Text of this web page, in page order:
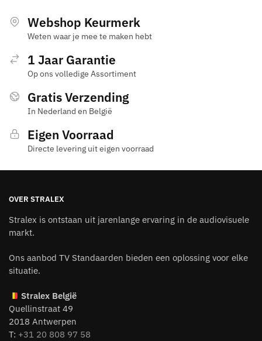
Webshop Keurmerk
Weten waar je mee te maken hebt
1 Jaar Garantie
Op ons volledige Assortiment
Gratis Verzending
In Nederland en België
Eigen Voorraad
Directe levering uit eigen voorraad
OVER STRALEX
Stralex is ontstaan uit jarenlange ervaring in de audiovisuele
markt.
Ons aanbod TV Standaarden bieden een oplossing voor elke
situatie.
Stralex België
Quellinstraat 49
2018 Antwerpen
T: +31 20 808 97 58